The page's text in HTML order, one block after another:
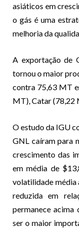
asiáticos em
o gás é uma
melhoria da
A exportação de
tornou o maior
contra 75,63 MT
MT), Catar (78,22
O estudo da IGU
GNL caíram para
crescimento das
em média de
volatilidade média
reduzida em
permanece
ser o maior